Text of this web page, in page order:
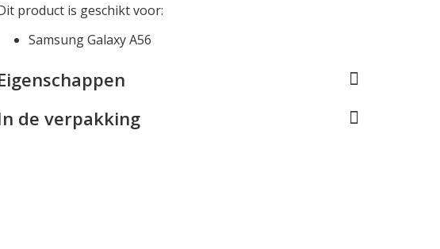
product is geschikt voor:
Samsung Galaxy A56
de verpakking